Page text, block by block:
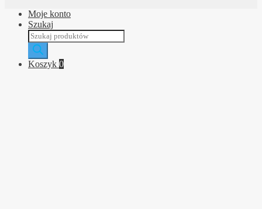
Moje konto
Szukaj
Wyszukiwarka
produktów
Koszyk 0